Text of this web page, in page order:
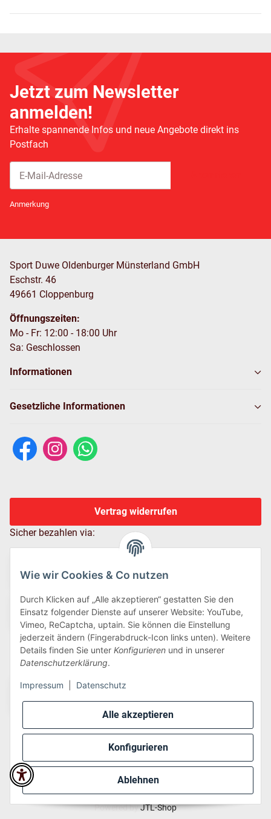
Alle akzeptieren
Konfigurieren
Ablehnen
Wie wir Cookies & Co nutzen
Durch Klicken auf „Alle akzeptieren“ gestatten Sie den
Einsatz folgender Dienste auf unserer Website: YouTube,
Vimeo, ReCaptcha, uptain. Sie können die Einstellung
jederzeit ändern (Fingerabdruck-Icon links unten). Weitere
Details finden Sie unter Konfigurieren und in unserer
Datenschutzerklärung.
Impressum Datenschutz
Jetzt zum Newsletter
anmelden!
Erhalte spannende Infos und neue Angebote direkt ins
Postfach
Anmerkung
Sport Duwe Oldenburger Münsterland GmbH
Eschstr. 46
49661 Cloppenburg
Öffnungszeiten:
Mo - Fr: 12:00 - 18:00 Uhr
Sa: Geschlossen
Informationen
Gesetzliche Informationen
Vertrag widerrufen
Sicher bezahlen via:
Wir versenden via:
* Alle Preise inkl. gesetzlicher USt., zzgl.Versand
Perfected byDreizack Medien
Powered byJTL-Shop